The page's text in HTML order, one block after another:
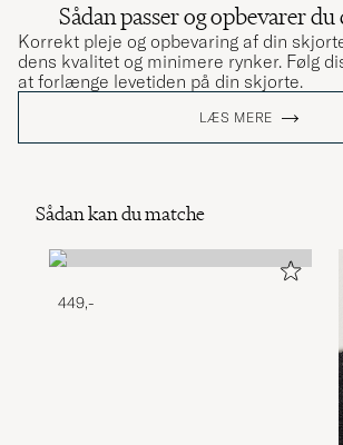
Sådan passer og opbevarer
Korrekt pleje og opbevaring af din
dens kvalitet og minimere rynker. Følg
at forlænge levetiden på din skjorte.
LÆS MERE
Sådan kan du matche
449,-